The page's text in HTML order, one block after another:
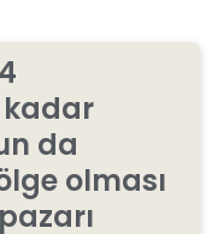
kadar
da
olması